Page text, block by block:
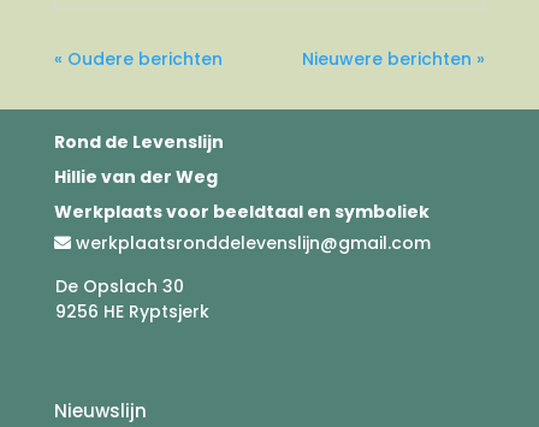
« Oudere berichten Nieuwere berichten »
Rond de Levenslijn
Hillie van der Weg
Werkplaats voor beeldtaal en symboliek
werkplaatsronddelevenslijn@gmail.com
De Opslach 30
9256 HE Ryptsjerk
Nieuwslijn